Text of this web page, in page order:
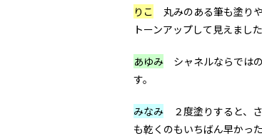
りこ 丸みのある筆も塗り
トーンアップして見えました
あゆみ シャネルならでは
す。
みなみ ２度塗りすると、
も乾くのもいちばん早かっ